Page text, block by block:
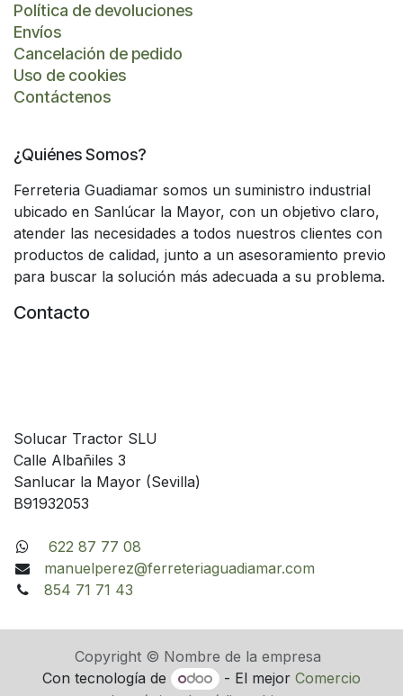
Política de devoluciones
Envíos
Cancelación de pedido
Uso de cookies
Contáctenos
¿Quiénes Somos?
Ferreteria Guadiamar somos un suministro industrial
ubicado en Sanlúcar la Mayor, con un objetivo claro,
atender las necesidades a todos nuestros clientes con
productos de calidad, junto a un asesoramiento previo
para buscar la solución más adecuada a su problema.
Contacto
Solucar Tractor SLU
Calle Albañiles 3
Sanlucar la Mayor (Sevilla)
B91932053
622 87 77 08
manuelperez@ferreteriaguadiamar.com
854 71 71 43
Copyright © Nombre de la empresa
Con tecnología de
- El mejorComercio